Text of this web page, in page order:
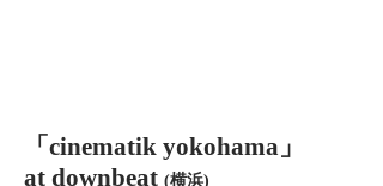
「cinematik yokohama」
at downbeat (横浜)